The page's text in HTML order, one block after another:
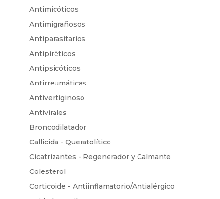
Antimicóticos
Antimigrañosos
Antiparasitarios
Antipiréticos
Antipsicóticos
Antirreumáticas
Antivertiginoso
Antivirales
Broncodilatador
Callicida - Queratolítico
Cicatrizantes - Regenerador y Calmante
Colesterol
Corticoide - Antiinflamatorio/Antialérgico